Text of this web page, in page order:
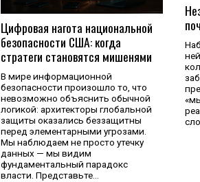
Цифровая нагота национальной
безопасности США: когда
стратеги становятся мишенями
В мире информационной
безопасности произошло то, что
невозможно объяснить обычной
логикой: архитекторы глобальной
защиты оказались беззащитны
перед элементарными угрозами.
Мы наблюдаем не просто утечку
данных — мы видим
фундаментальный парадокс
власти. Представьте…